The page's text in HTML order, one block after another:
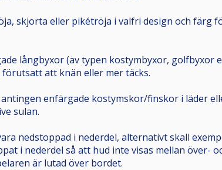
skjorta eller pikétröja i valfri design och färg
långbyxor (av typen kostymbyxor, golfbyxor
att knän eller mer täcks.
enfärgade kostymskor/finskor i läder
sulan.
nedstoppad i nederdel, alternativt skall
i nederdel så att hud inte visas mellan över-
är lutad över bordet.